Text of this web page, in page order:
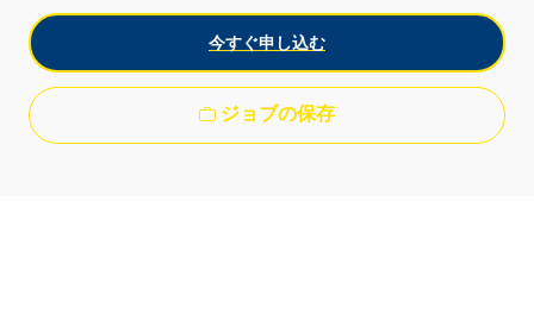
今すぐ申し込む
ジョブの保存